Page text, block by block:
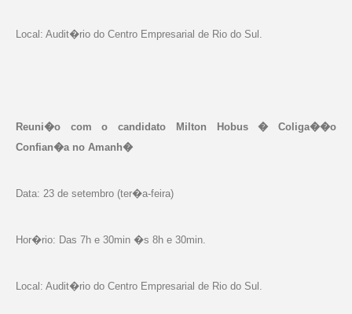
Local: Audit�rio do Centro Empresarial de Rio do Sul.
Reuni�o com o candidato Milton Hobus � Coliga��o
Confian�a no Amanh�
Data: 23 de setembro (ter�a-feira)
Hor�rio: Das 7h e 30min �s 8h e 30min.
Local: Audit�rio do Centro Empresarial de Rio do Sul.